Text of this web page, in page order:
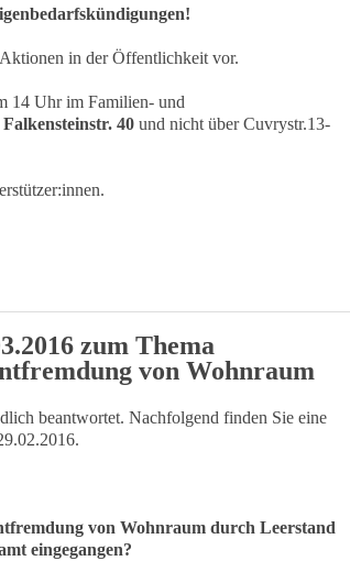
in der Öffentlichkeit vor.
14 Uhr im Familien- und
40 und nicht über Cuvrystr.13-
zum Thema
von Wohnraum
beantwortet. Nachfolgend finden Sie eine
von Wohnraum durch Leerstand
eingegangen?